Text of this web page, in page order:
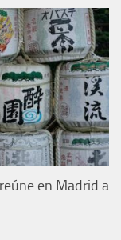
en Madrid a